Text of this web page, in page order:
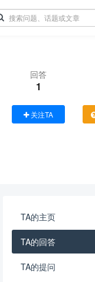
回答
1
关注TA
TA的主页
TA的回答
TA的提问